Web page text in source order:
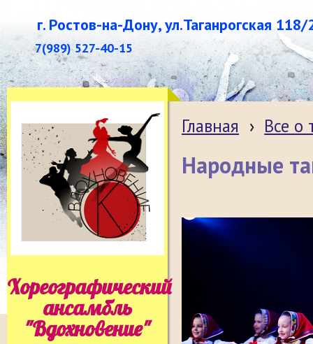
г. Ростов-на-Дону, ул.Таганрогская 118/
7(989) 527-40-15
Хореографический
ансамбль
"Вдохновение"
Главная › Все о
Народные